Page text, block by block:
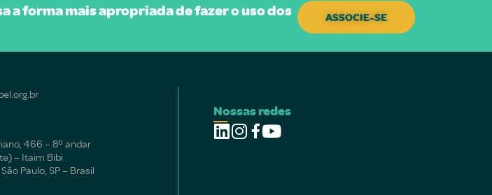
a forma mais apropriada de fazer o uso dos ASSOCIE-SE
466 – 8º andar
– Itaim Bibi
Paulo, SP – Brasil
Nossas redes